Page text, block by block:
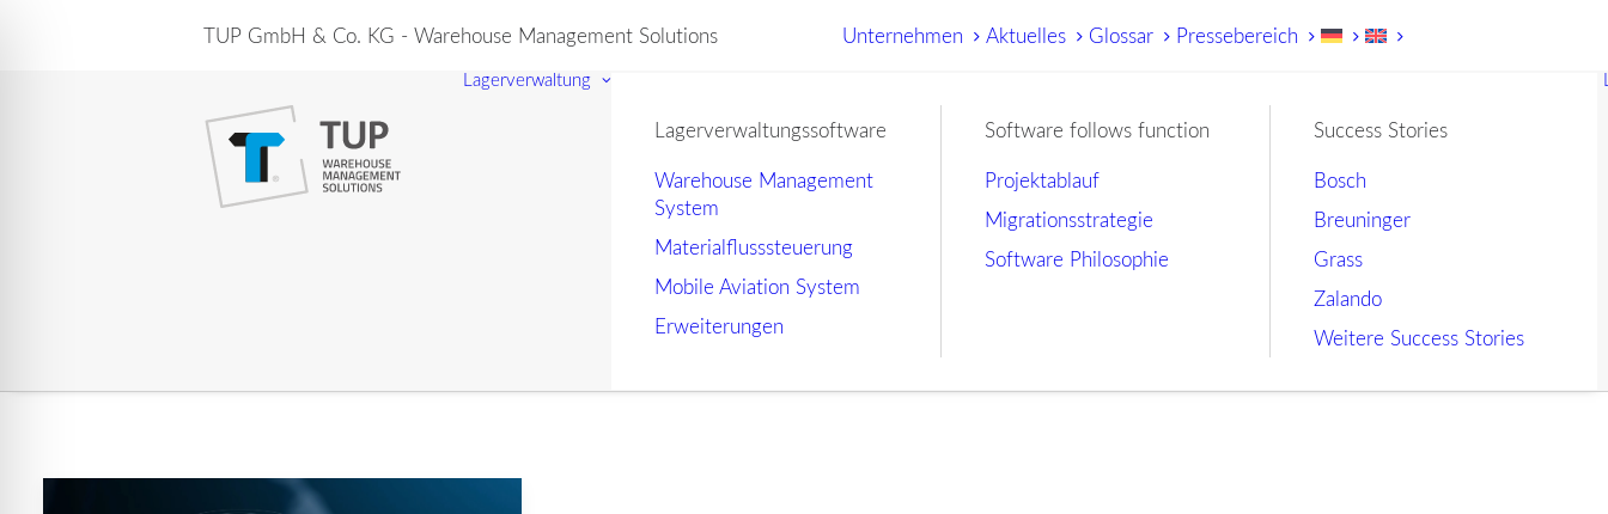
TUP GmbH & Co. KG - Warehouse Management Solutions Unternehmen Aktuelles Glossar Pressebereich
Lagerverwaltung
Lagerverwaltungssoftware
Warehouse Management
System
Materialflusssteuerung
Mobile Aviation System
Erweiterungen
Software follows function
Projektablauf
Migrationsstrategie
Software Philosophie
Success Stories
Bosch
Breuninger
Grass
Zalando
Weitere Success Stories